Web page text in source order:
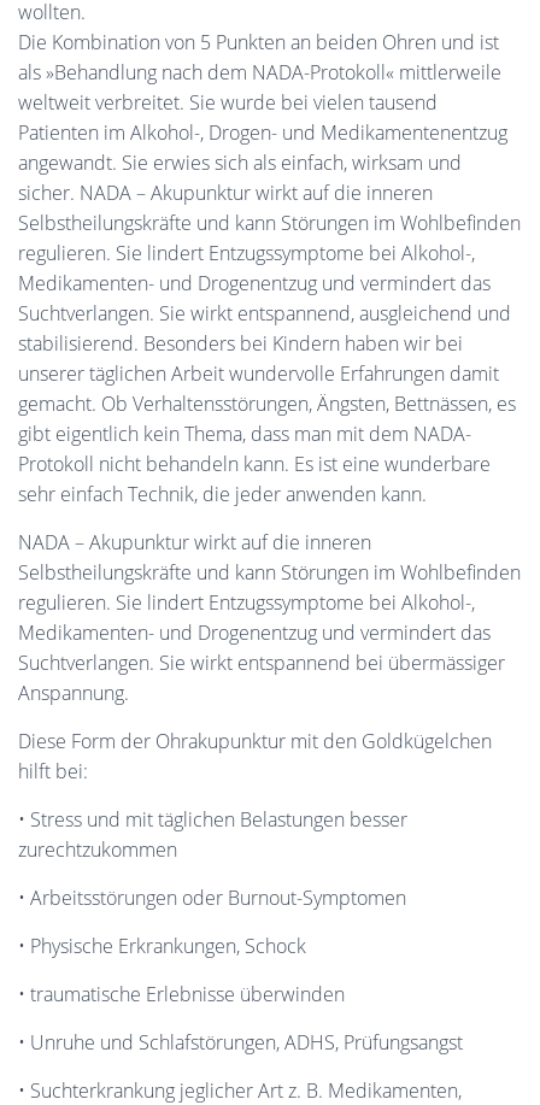
wollten.
Die Kombination von 5 Punkten an beiden Ohren und ist
als »Behandlung nach dem NADA-Protokoll« mittlerweile
weltweit verbreitet. Sie wurde bei vielen tausend
Patienten im Alkohol-, Drogen- und Medikamentenentzug
angewandt. Sie erwies sich als einfach, wirksam und
sicher. NADA – Akupunktur wirkt auf die inneren
Selbstheilungskräfte und kann Störungen im Wohlbefinden
regulieren. Sie lindert Entzugssymptome bei Alkohol-,
Medikamenten- und Drogenentzug und vermindert das
Suchtverlangen. Sie wirkt entspannend, ausgleichend und
stabilisierend. Besonders bei Kindern haben wir bei
unserer täglichen Arbeit wundervolle Erfahrungen damit
gemacht. Ob Verhaltensstörungen, Ängsten, Bettnässen, es
gibt eigentlich kein Thema, dass man mit dem NADA-
Protokoll nicht behandeln kann. Es ist eine wunderbare
sehr einfach Technik, die jeder anwenden kann.
NADA – Akupunktur wirkt auf die inneren
Selbstheilungskräfte und kann Störungen im Wohlbefinden
regulieren. Sie lindert Entzugssymptome bei Alkohol-,
Medikamenten- und Drogenentzug und vermindert das
Suchtverlangen. Sie wirkt entspannend bei übermässiger
Anspannung.
Diese Form der Ohrakupunktur mit den Goldkügelchen
hilft bei:
• Stress und mit täglichen Belastungen besser
zurechtzukommen
• Arbeitsstörungen oder Burnout-Symptomen
• Physische Erkrankungen, Schock
• traumatische Erlebnisse überwinden
• Unruhe und Schlafstörungen, ADHS, Prüfungsangst
• Suchterkrankung jeglicher Art z. B. Medikamenten,